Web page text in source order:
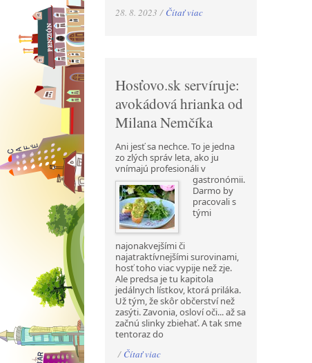
28. 8. 2023 / Čítať viac
Hosťovo.sk servíruje:
avokádová hrianka od
Milana Nemčíka
Ani jesť sa nechce. To je jedna
zo zlých správ leta, ako ju
vnímajú profesionáli v
gastronómii.
Darmo by
pracovali s
tými
najonakvejšími či
najatraktívnejšími surovinami,
hosť toho viac vypije než zje.
Ale predsa je tu kapitola
jedálnych lístkov, ktorá priláka.
Už tým, že skôr občerství než
zasýti. Zavonia, osloví oči... až sa
začnú slinky zbiehať. A tak sme
tentoraz do
/ Čítať viac